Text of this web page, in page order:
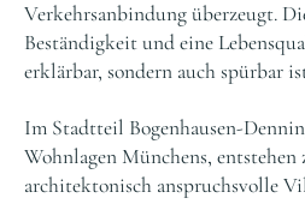
Verkehrsanbindung überzeugt.
Beständigkeit und eine
erklärbar, sondern auch spürbar
Im Stadtteil Bogenhausen-
Wohnlagen Münchens, entstehen
architektonisch anspruchsvolle